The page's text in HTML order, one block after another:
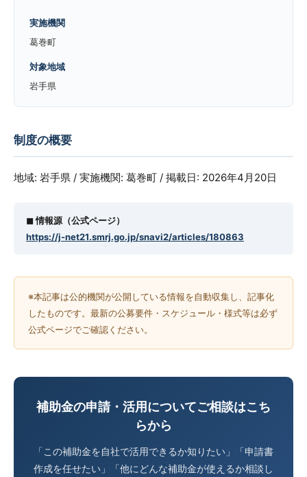
実施機関
葛巻町
対象地域
岩手県
制度の概要
地域: 岩手県 / 実施機関: 葛巻町 / 掲載日: 2026年4月20日
◼︎ 情報源（公式ページ）
https://j-net21.smrj.go.jp/snavi2/articles/180863
※本記事は公的機関が公開している情報を自動収集し、記事化
したものです。最新の公募要件・スケジュール・様式等は必ず
公式ページでご確認ください。
補助金の申請・活用についてご相談はこち
らから
「この補助金を自社で活用できるか知りたい」「申請書
作成を任せたい」「他にどんな補助金が使えるか相談し